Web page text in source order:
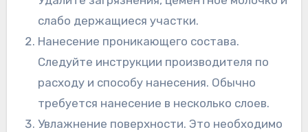
слабо держащиеся участки.
Нанесение проникающего состава.
Следуйте инструкции производителя по
расходу и способу нанесения. Обычно
требуется нанесение в несколько слоев.
Увлажнение поверхности. Это необходимо